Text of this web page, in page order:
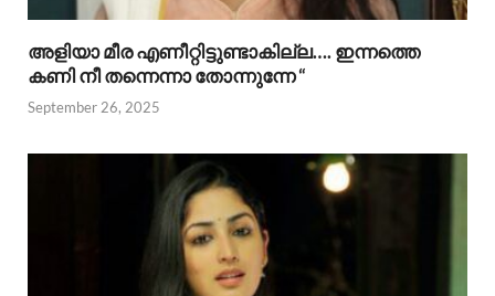
അളിയാ മീര എണീറ്റിട്ടുണ്ടാകില്ല…. ഇന്നത്തെ
കണി നീ തന്നെന്നാ തോന്നുന്നേ “
September 26, 2025